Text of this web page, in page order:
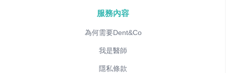
服務內容
為何需要Dent&Co
我是醫師
隱私條款